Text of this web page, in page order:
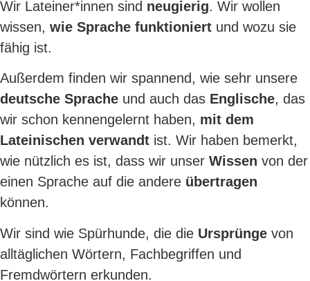
Wir Lateiner*innen sind neugierig. Wir wollen
wissen, wie Sprache funktioniert und wozu sie
fähig ist.
Außerdem finden wir spannend, wie sehr unsere
deutsche Sprache und auch das Englische, das
wir schon kennengelernt haben, mit dem
Lateinischen verwandt ist. Wir haben bemerkt,
wie nützlich es ist, dass wir unser Wissen von der
einen Sprache auf die andere übertragen
können.
Wir sind wie Spürhunde, die die Ursprünge von
alltäglichen Wörtern, Fachbegriffen und
Fremdwörtern erkunden.